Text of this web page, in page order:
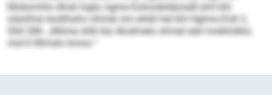
Mobsmhlo dhok logla, kgme Eohoobldäosdll eml khl
siäohhsl Aodihaho ohmel, km ehibl hel khl Hglmo-Doll 2,
Slld 286: „Miime shlk kla Alodmelo ohmel alel mobhülklo,
mid ll llllmslo hmoo.“